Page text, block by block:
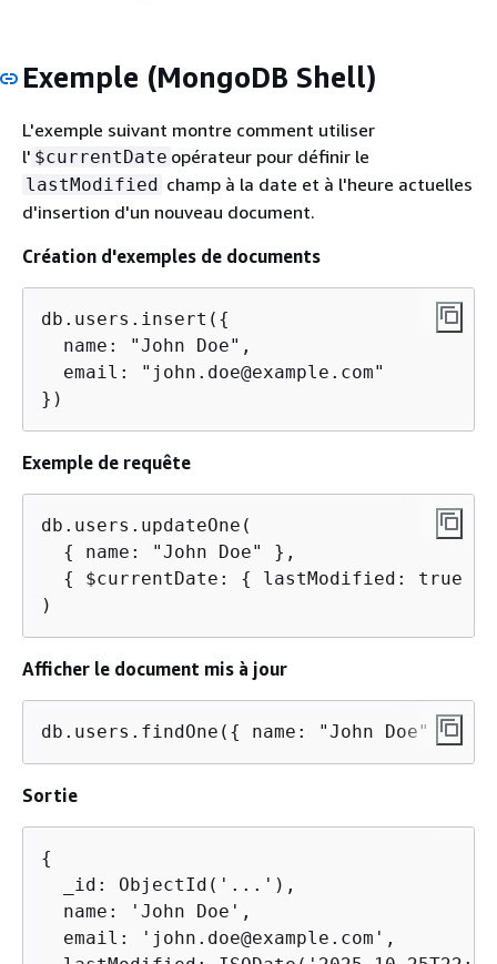
Exemple (MongoDB Shell)
L'exemple suivant montre comment utiliser
l' $currentDate opérateur pour définir le
lastModified champ à la date et à l'heure actuelles
d'insertion d'un nouveau document.
Création d'exemples de documents
db.users.insert( {
  name: "John Doe",
  email: "john.doe@example.com"
})
Exemple de requête
db.users.updateOne(
{
name: "John Doe" },
{
$currentDate: {
lastModified: true }
)
Afficher le document mis à jour
db.users.findOne( { name: "John Doe" })
Sortie
{
  _id: ObjectId('...'),
  name: 'John Doe',
  email: 'john.doe@example.com',